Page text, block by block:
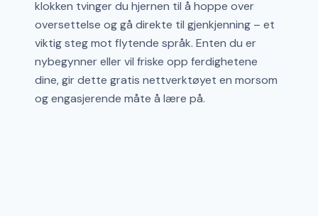
klokken tvinger du hjernen til å hoppe over
oversettelse og gå direkte til gjenkjenning – et
viktig steg mot flytende språk. Enten du er
nybegynner eller vil friske opp ferdighetene
dine, gir dette gratis nettverktøyet en morsom
og engasjerende måte å lære på.